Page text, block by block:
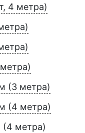
4 метра)
(3 метра)
(4 метра)
(4 метра)